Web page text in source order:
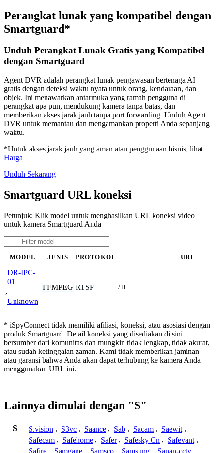
Perangkat lunak yang kompatibel dengan
Smartguard*
Unduh Perangkat Lunak Gratis yang Kompatibel
dengan Smartguard
Agent DVR adalah perangkat lunak pengawasan bertenaga AI
gratis dengan deteksi waktu nyata untuk orang, kendaraan, dan
objek. Ini menawarkan antarmuka yang ramah pengguna di
perangkat apa pun, mendukung kamera tanpa batas, dan
memberikan akses jarak jauh tanpa port forwarding. Unduh Agent
DVR untuk memantau dan mengamankan properti Anda sepanjang
waktu.
*Untuk akses jarak jauh yang aman atau penggunaan bisnis, lihat
Harga
Unduh Sekarang
Smartguard URL koneksi
Petunjuk: Klik model untuk menghasilkan URL koneksi video
untuk kamera Smartguard Anda
MODEL JENIS PROTOKOL URL
DR-IPC-
01
,
Unknown
FFMPEG RTSP /11
* iSpyConnect tidak memiliki afiliasi, koneksi, atau asosiasi dengan
produk Smartguard. Detail koneksi yang disediakan di sini
bersumber dari komunitas dan mungkin tidak lengkap, tidak akurat,
atau sudah ketinggalan zaman. Kami tidak memberikan jaminan
atau garansi bahwa Anda akan dapat terhubung ke kamera Anda
menggunakan URL ini.
Lainnya dimulai dengan "S"
S S.vision , S3vc , Saance , Sab , Sacam , Saewit ,
Safecam , Safehome , Safer , Safesky Cn , Safevant ,
Safire , Samgane , Samsco , Samsung , Sanan-cctv ,